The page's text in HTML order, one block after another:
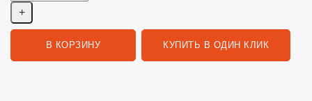
В КОРЗИНУ КУПИТЬ В ОДИН КЛИК